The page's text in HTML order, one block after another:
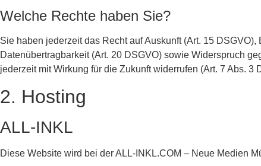
Welche Rechte haben Sie?
Sie haben jederzeit das Recht auf Auskunft (Art. 15
Datenübertragbarkeit (Art. 20 DSGVO) sowie Widerspruch
jederzeit mit Wirkung für die Zukunft widerrufen (Art. 7 Abs.
2. Hosting
ALL-INKL
Diese Website wird bei der ALL-INKL.COM – Neue Medien